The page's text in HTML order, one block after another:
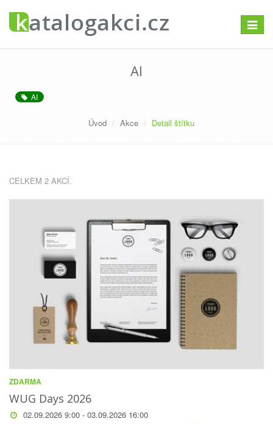
AI
AI
Úvod Akce Detail štítku
CELKEM 2 AKCÍ.
ZDARMA
WUG Days 2026
02.09.2026 9:00 - 03.09.2026 16:00